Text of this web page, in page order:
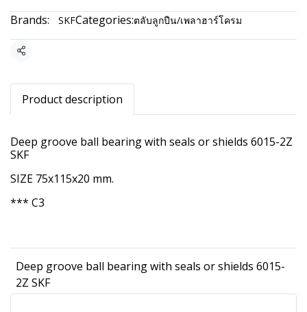
Brands:
SKFCategories:ตลับลูกปืน/เพลาฮาร์โครม
Share
Product description
Deep groove ball bearing with seals or shields 6015-2Z
SKF
SIZE 75x115x20 mm.
*** C3
Deep groove ball bearing with seals or shields 6015-
2Z SKF